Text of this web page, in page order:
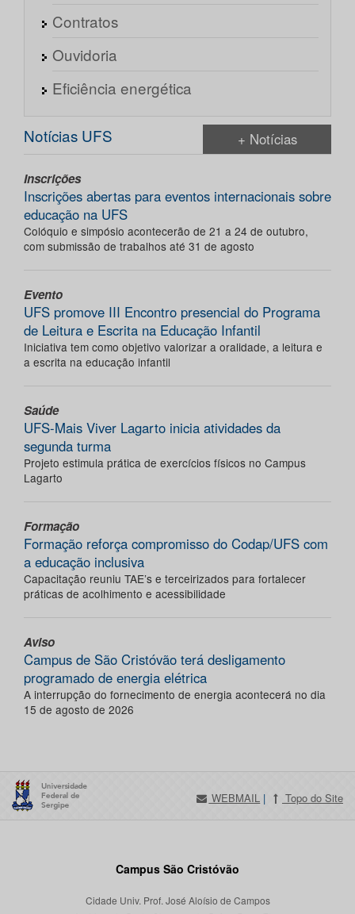
Contratos
Ouvidoria
Eficiência energética
Notícias UFS + Notícias
Inscrições
Inscrições abertas para eventos internacionais sobre
educação na UFS
Colóquio e simpósio acontecerão de 21 a 24 de outubro,
com submissão de trabalhos até 31 de agosto
Evento
UFS promove III Encontro presencial do Programa
de Leitura e Escrita na Educação Infantil
Iniciativa tem como objetivo valorizar a oralidade, a leitura e
a escrita na educação infantil
Saúde
UFS-Mais Viver Lagarto inicia atividades da
segunda turma
Projeto estimula prática de exercícios físicos no Campus
Lagarto
Formação
Formação reforça compromisso do Codap/UFS com
a educação inclusiva
Capacitação reuniu TAE’s e terceirizados para fortalecer
práticas de acolhimento e acessibilidade
Aviso
Campus de São Cristóvão terá desligamento
programado de energia elétrica
A interrupção do fornecimento de energia acontecerá no dia
15 de agosto de 2026
WEBMAIL | Topo do Site
Campus São Cristóvão
Cidade Univ. Prof. José Aloísio de Campos